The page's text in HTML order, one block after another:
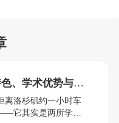
申请指南
、学术优势与申
离洛杉矶约一小时车
它其实是两所学校